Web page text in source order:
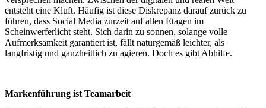
entsteht eine Kluft. Häufig ist diese Diskrepanz darauf zurück zu
führen, dass Social Media zurzeit auf allen Etagen im
Scheinwerferlicht steht. Sich darin zu sonnen, solange volle
Aufmerksamkeit garantiert ist, fällt naturgemäß leichter, als
langfristig und ganzheitlich zu agieren. Doch es gibt Abhilfe.
Markenführung ist Teamarbeit